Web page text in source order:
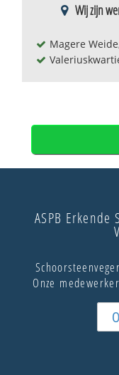
Wij zijn
Magere
ASPB Erkende
Onze